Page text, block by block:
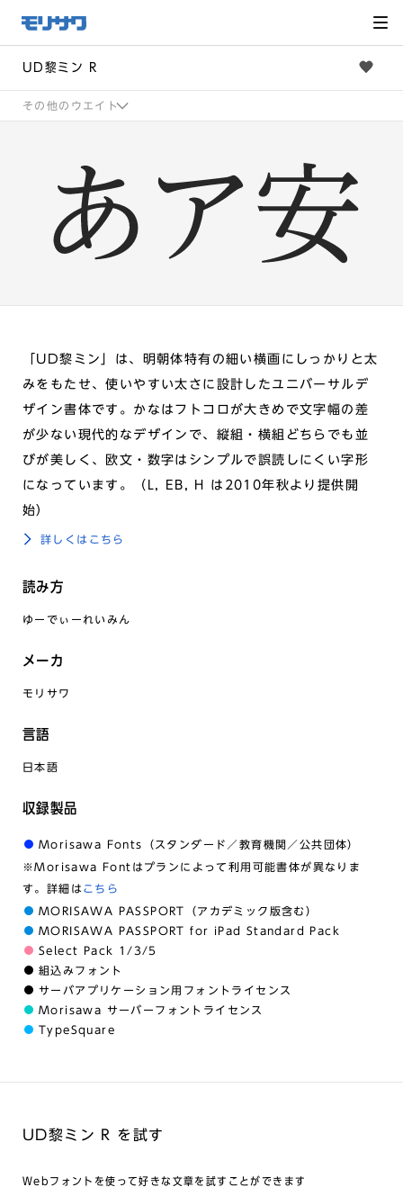
メ
ニュー
飛ばし
へ移動
UD黎ミン R
その他のウエイト
「UD黎ミン」は、明朝体特有の細い横画にしっかりと太
みをもたせ、使いやすい太さに設計したユニバーサルデ
ザイン書体です。かなはフトコロが大きめで文字幅の差
が少ない現代的なデザインで、縦組・横組どちらでも並
びが美しく、欧文・数字はシンプルで誤読しにくい字形
になっています。（L, EB, H は2010年秋より提供開
始）
詳しくはこちら
読み方
ゆーでぃーれいみん
メーカ
モリサワ
言語
日本語
収録製品
Morisawa Fonts（スタンダード／教育機関／公共団体）
※Morisawa Fontはプランによって利用可能書体が異なりま
す。詳細は こちら
MORISAWA PASSPORT（アカデミック版含む）
MORISAWA PASSPORT for iPad Standard Pack
Select Pack 1/3/5
組込みフォント
サーバアプリケーション用フォントライセンス
Morisawa サーバーフォントライセンス
TypeSquare
UD黎ミン R を試す
Webフォントを使って好きな文章を試すことができます